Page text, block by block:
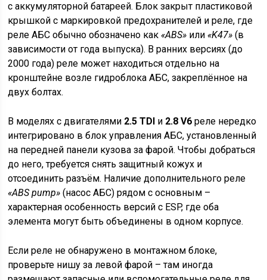
с аккумуляторной батареей. Блок закрыт пластиковой
крышкой с маркировкой предохранителей и реле, где
реле АБС обычно обозначено как«ABS» или«K47» (в
зависимости от года выпуска). В ранних версиях (до
2000 года) реле может находиться отдельно на
кронштейне возле гидроблока АБС, закреплённое на
двух болтах.
В моделях с двигателями 2.5 TDI и 2.8 V6 реле нередко
интегрировано в блок управления АБС, установленный
на передней панели кузова за фарой. Чтобы добраться
до него, требуется снять защитный кожух и
отсоединить разъём. Наличие дополнительного реле
«ABS pump» (насос АБС) рядом с основным –
характерная особенность версий с ESP, где оба
элемента могут быть объединены в одном корпусе.
Если реле не обнаружено в монтажном блоке,
проверьте нишу за левой фарой – там иногда